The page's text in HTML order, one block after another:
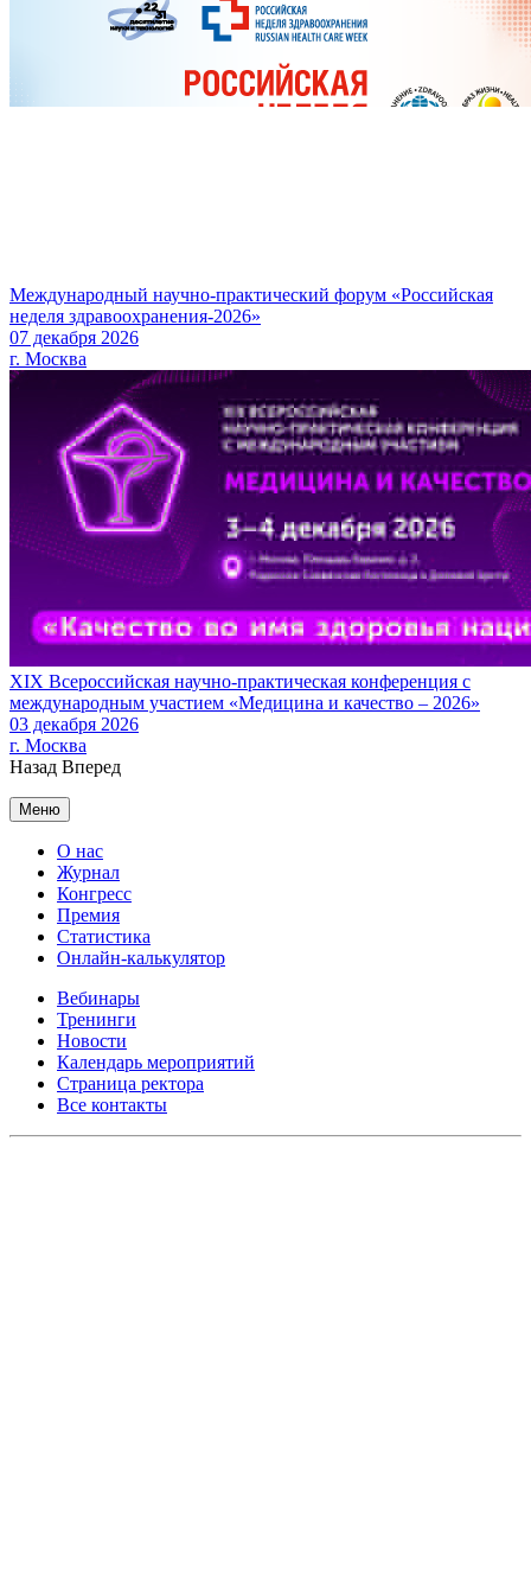
Международный научно-практический форум «Российская
неделя здравоохранения-2026»
07 декабря 2026
г. Москва
XIX Всероссийская научно-практическая конференция с
международным участием «Медицина и качество – 2026»
03 декабря 2026
г. Москва
Назад Вперед
Меню
О нас
Журнал
Конгресс
Премия
Статистика
Онлайн-калькулятор
Вебинары
Тренинги
Новости
Календарь мероприятий
Страница ректора
Все контакты